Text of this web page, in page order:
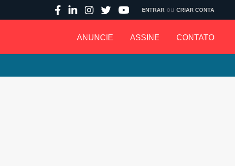
ANUNCIE ASSINE CONTATO
ENTRAR ou CRIAR CONTA